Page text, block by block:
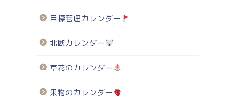
目標管理カレンダー
北欧カレンダー
草花のカレンダー
果物のカレンダー